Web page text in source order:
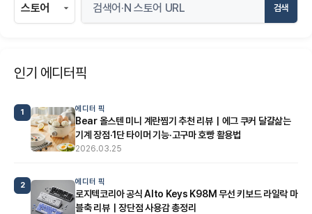
검색
인기 에디터픽
1 에디터 픽
Bear 올스텐 미니 계란찜기 추천 리뷰｜에그 쿠커 달걀삶는
기계 장점·1단 타이머 기능·고구마 호빵 활용법
2026.03.25
2 에디터 픽
로지텍코리아 공식 Alto Keys K98M 무선 키보드 라일락 마
블축 리뷰｜장단점 사용감 총정리